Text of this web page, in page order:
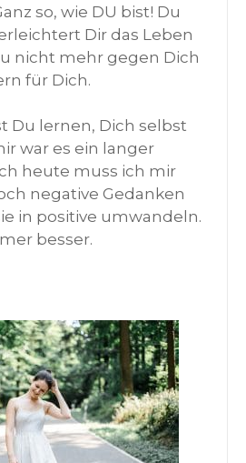
so, wie DU bist! Du
Dir das Leben
nicht mehr gegen Dich
für Dich.
Du lernen, Dich selbst
war es ein langer
heute muss ich mir
negative Gedanken
in positive umwandeln.
besser.